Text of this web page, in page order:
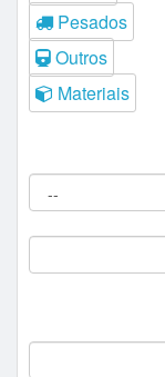
Pesados
Outros
Materiais